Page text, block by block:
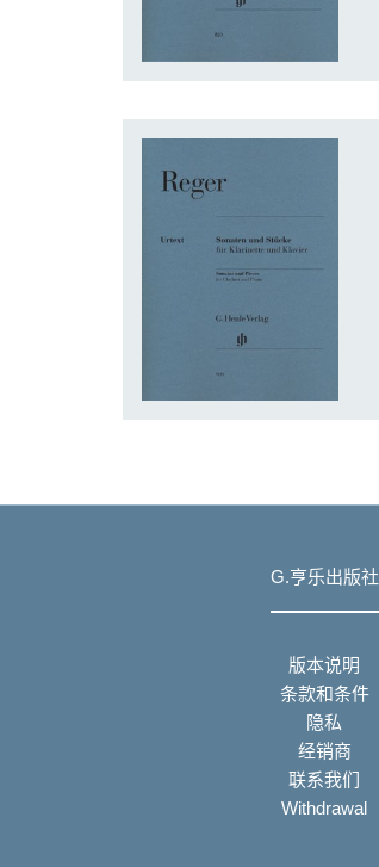
G.亨乐出版社
版本说明
条款和条件
隐私
经销商
联系我们
Withdrawal